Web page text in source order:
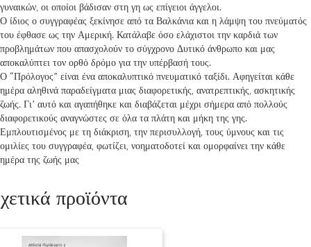
γυναικών, οι οποίοι βάδισαν στη γη ως επίγειοι άγγελοι.
Ο ίδιος ο συγγραφέας ξεκίνησε από τα Βαλκάνια και η λάμψη του πνεύματός
του έφθασε ως την Αμερική. Κατάλαβε όσο ελάχιστοι την καρδιά των
προβλημάτων που απασχολούν το σύγχρονο Δυτικό άνθρωπο και μας
αποκαλύπτει τον ορθό δρόμο για την υπέρβασή τους.
Ο “Πρόλογος” είναι ένα αποκαλυπτικό πνευματικό ταξίδι. Αφηγείται κάθε
ημέρα αληθινά παραδείγματα μιας διαφορετικής, ανατρεπτικής, ασκητικής
ζωής. Γι’ αυτό και αγαπήθηκε και διαβάζεται μέχρι σήμερα από πολλούς
διαφορετικούς αναγνώστες σε όλα τα πλάτη και μήκη της γης.
Εμπλουτισμένος με τη διάκριση, την περισυλλογή, τους ύμνους και τις
ομιλίες του συγγραφέα, φωτίζει, νοηματοδοτεί και ομορφαίνει την κάθε
ημέρα της ζωής μας
προϊόντα